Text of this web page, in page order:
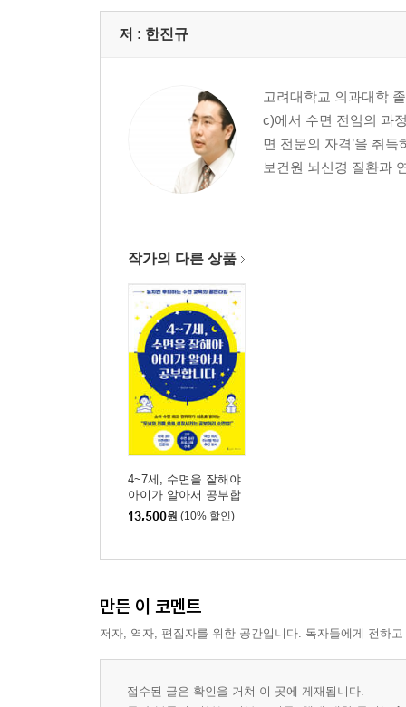
저 : 한진규
고려대학교 의과대학
c)에서 수면 전임의 과
면 전문의 자격’을 취
보건원 뇌신경 질환과
작가의 다른 상품
4~7세, 수면을 잘해야
아이가 알아서 공부합
니다
13,500원 (10% 할인)
만든 이 코멘트
저자, 역자, 편집자를 위한 공간입니다. 독자들에게 전하
접수된 글은 확인을 거쳐 이 곳에 게재됩니다.